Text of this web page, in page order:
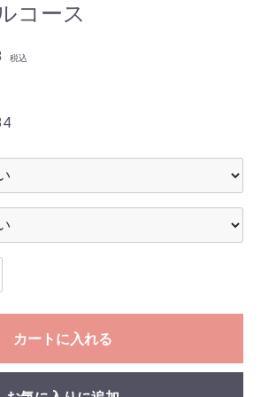
コース
税込
カートに入れる